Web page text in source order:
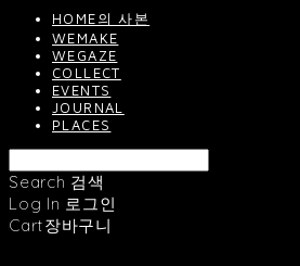
HOME의 사본
WEMAKE
WEGAZE
COLLECT
EVENTS
JOURNAL
PLACES
Search 검색
Log In 로그인
Cart장바구니